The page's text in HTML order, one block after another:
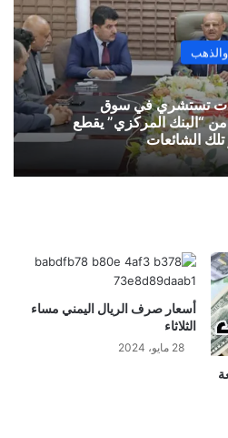
تستشري في سوق
“البنك المركزي” يقطع
الشائعات
أسعار صرف الريال اليمني مساء
الثلاثاء
28 مايو، 2024